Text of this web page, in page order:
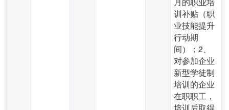
训补贴（职
业技能提升
行动期
间）；2、
对参加企业
新型学徒制
培训的企业
在职职工，
培训后取得